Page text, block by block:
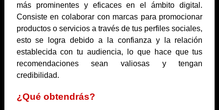
más prominentes y eficaces en el ámbito digital.
Consiste en colaborar con marcas para promocionar
productos o servicios a través de tus perfiles sociales,
esto se logra debido a la confianza y la relación
establecida con tu audiencia, lo que hace que tus
recomendaciones sean valiosas y tengan
credibilidad.
¿Qué obtendrás?